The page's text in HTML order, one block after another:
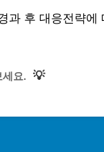
과 후 대응전략에
요. 💡